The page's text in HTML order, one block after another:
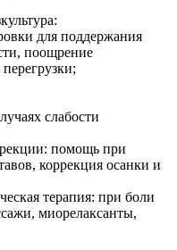
для поддержания
поощрение
слабости
помощь при
коррекция осанки и
терапия: при боли
миорелаксанты,